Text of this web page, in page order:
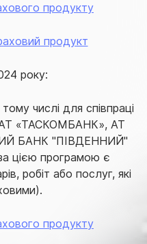
продукту
продукт
року:
числі для співпраці
АТ «ТАСКОМБАНК», АТ
БАНК "ПІВДЕННИЙ"
цією програмою є
робіт або послуг, які
продукту